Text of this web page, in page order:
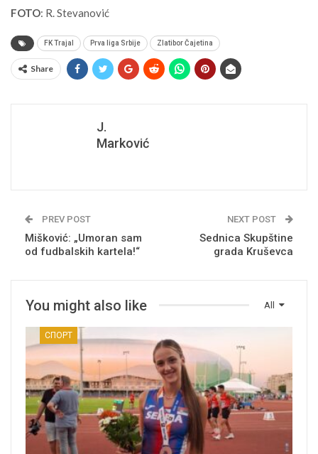
FOTO: R. Stevanović
FK Trajal Prva liga Srbije Zlatibor Čajetina
Share
J.
Marković
PREV POST
Mišković: „Umoran sam
od fudbalskih kartela!“
NEXT POST
Sednica Skupštine
grada Kruševca
All
You might also like
СПОРТ